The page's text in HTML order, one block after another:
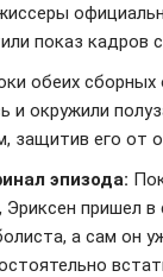
показ кадров
обеих сборных
и окружили
защитив его от
эпизода:
Эриксен пришел в
а сам он